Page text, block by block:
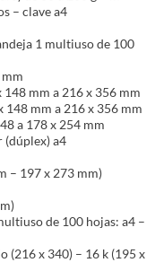
– clave a4
1 multiuso de 100
148 mm a 216 x 356 mm
mm a 216 x 356 mm
a 178 x 254 mm
(dúplex) a4
– 197 x 273 mm)
de 100 hojas: a4 –
(216 x 340) – 16 k (195 x